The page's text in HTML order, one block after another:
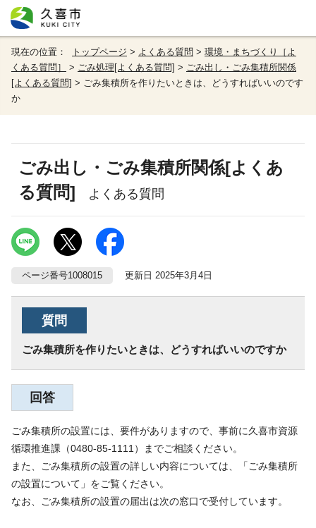
現在の位置： トップページ > よくある質問 > 環境・まちづくり［よ
くある質問］
> ごみ処理[よくある質問] > ごみ出し・ごみ集積所関係
[よくある質問] > ごみ集積所を作りたいときは、どうすればいいのです
か
ごみ出し・ごみ集積所関係[よくあ
る質問] よくある質問
ページ番号1008015 更新日 2025年3月4日
質問
ごみ集積所を作りたいときは、どうすればいいのですか
回答
ごみ集積所の設置には、要件がありますので、事前に久喜市資源
循環推進課（0480-85-1111）までご相談ください。
また、ごみ集積所の設置の詳しい内容については、「ごみ集積所
の設置について」をご覧ください。
なお、ごみ集積所の設置の届出は次の窓口で受付しています。